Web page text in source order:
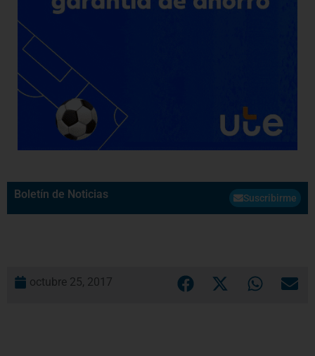
Boletín de Noticias Suscribirme
octubre 25, 2017